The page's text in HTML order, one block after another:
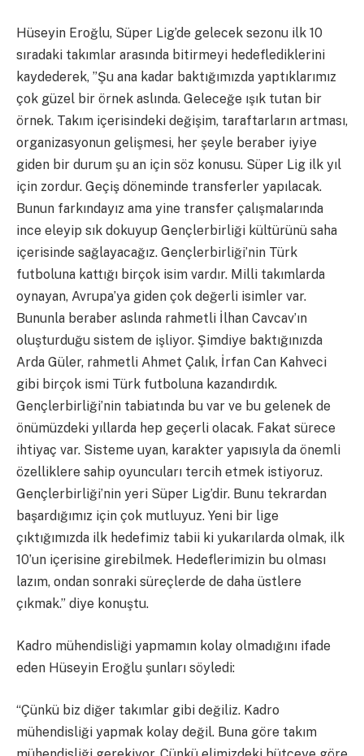
Hüseyin Eroğlu, Süper Lig’de gelecek sezonu ilk 10
sıradaki takımlar arasında bitirmeyi hedeflediklerini
kaydederek, ”Şu ana kadar baktığımızda yaptıklarımız
çok güzel bir örnek aslında. Geleceğe ışık tutan bir
örnek. Takım içerisindeki değişim, taraftarların artması,
organizasyonun gelişmesi, her şeyle beraber iyiye
giden bir durum şu an için söz konusu. Süper Lig ilk yıl
için zordur. Geçiş döneminde transferler yapılacak.
Bunun farkındayız ama yine transfer çalışmalarında
ince eleyip sık dokuyup Gençlerbirliği kültürünü saha
içerisinde sağlayacağız. Gençlerbirliği’nin Türk
futboluna kattığı birçok isim vardır. Milli takımlarda
oynayan, Avrupa’ya giden çok değerli isimler var.
Bununla beraber aslında rahmetli İlhan Cavcav’ın
oluşturduğu sistem de işliyor. Şimdiye baktığınızda
Arda Güler, rahmetli Ahmet Çalık, İrfan Can Kahveci
gibi birçok ismi Türk futboluna kazandırdık.
Gençlerbirliği’nin tabiatında bu var ve bu gelenek de
önümüzdeki yıllarda hep geçerli olacak. Fakat sürece
ihtiyaç var. Sisteme uyan, karakter yapısıyla da önemli
özelliklere sahip oyuncuları tercih etmek istiyoruz.
Gençlerbirliği’nin yeri Süper Lig’dir. Bunu tekrardan
başardığımız için çok mutluyuz. Yeni bir lige
çıktığımızda ilk hedefimiz tabii ki yukarılarda olmak, ilk
10’un içerisine girebilmek. Hedeflerimizin bu olması
lazım, ondan sonraki süreçlerde de daha üstlere
çıkmak.” diye konuştu.
Kadro mühendisliği yapmamın kolay olmadığını ifade
eden Hüseyin Eroğlu şunları söyledi:
“Çünkü biz diğer takımlar gibi değiliz. Kadro
mühendisliği yapmak kolay değil. Buna göre takım